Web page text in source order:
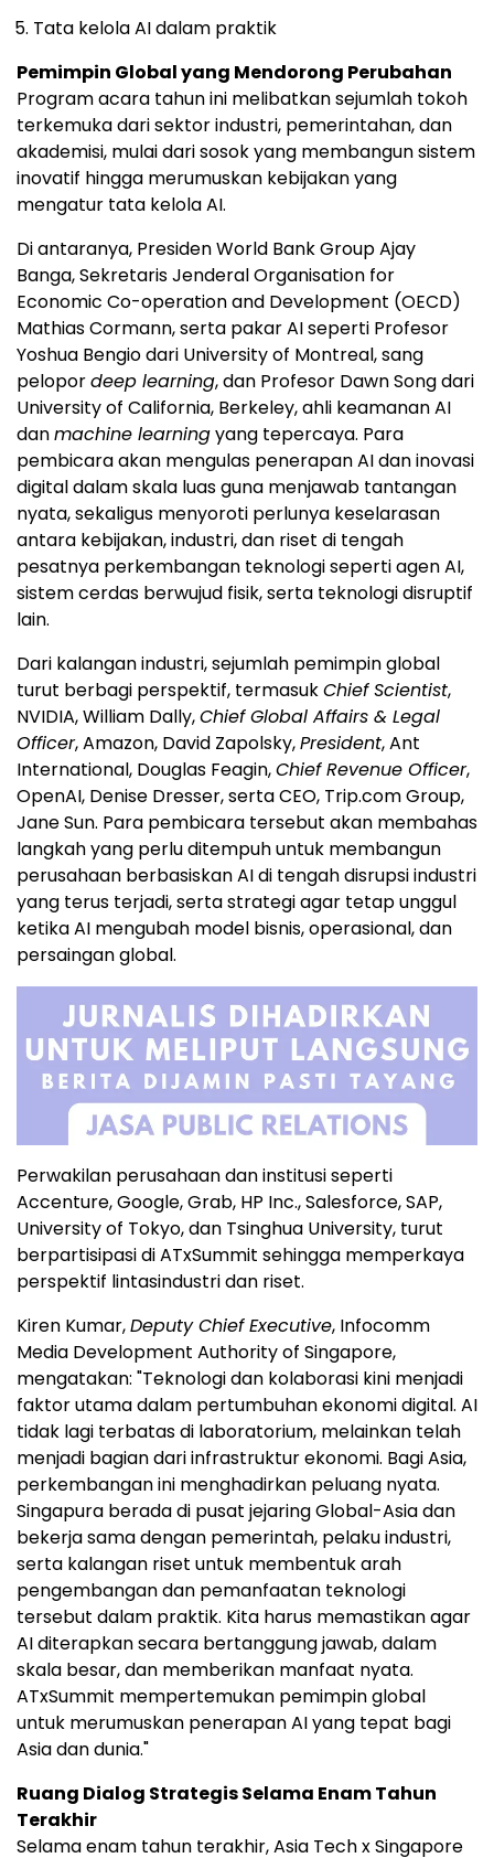
Tata kelola AI dalam praktik
Pemimpin Global yang Mendorong Perubahan
Program acara tahun ini melibatkan sejumlah tokoh
terkemuka dari sektor industri, pemerintahan, dan
akademisi, mulai dari sosok yang membangun sistem
inovatif hingga merumuskan kebijakan yang
mengatur tata kelola AI.
Di antaranya, Presiden World Bank Group Ajay
Banga, Sekretaris Jenderal Organisation for
Economic Co-operation and Development (OECD)
Mathias Cormann, serta pakar AI seperti Profesor
Yoshua Bengio dari University of Montreal, sang
pelopordeep learning, dan Profesor Dawn Song dari
University of California, Berkeley, ahli keamanan AI
danmachine learningyang tepercaya. Para
pembicara akan mengulas penerapan AI dan inovasi
digital dalam skala luas guna menjawab tantangan
nyata, sekaligus menyoroti perlunya keselarasan
antara kebijakan, industri, dan riset di tengah
pesatnya perkembangan teknologi seperti agen AI,
sistem cerdas berwujud fisik, serta teknologi disruptif
lain.
Dari kalangan industri, sejumlah pemimpin global
turut berbagi perspektif, termasukChief Scientist,
NVIDIA, William Dally,Chief Global Affairs & Legal
Officer, Amazon, David Zapolsky,President, Ant
International, Douglas Feagin,Chief Revenue Officer,
OpenAI, Denise Dresser, serta CEO, Trip.com Group,
Jane Sun. Para pembicara tersebut akan membahas
langkah yang perlu ditempuh untuk membangun
perusahaan berbasiskan AI di tengah disrupsi industri
yang terus terjadi, serta strategi agar tetap unggul
ketika AI mengubah model bisnis, operasional, dan
persaingan global.
Perwakilan perusahaan dan institusi seperti
Accenture, Google, Grab, HP Inc., Salesforce, SAP,
University of Tokyo, dan Tsinghua University, turut
berpartisipasi di ATxSummit sehingga memperkaya
perspektif lintasindustri dan riset.
Kiren Kumar,Deputy Chief Executive, Infocomm
Media Development Authority of Singapore,
mengatakan: "Teknologi dan kolaborasi kini menjadi
faktor utama dalam pertumbuhan ekonomi digital. AI
tidak lagi terbatas di laboratorium, melainkan telah
menjadi bagian dari infrastruktur ekonomi. Bagi Asia,
perkembangan ini menghadirkan peluang nyata.
Singapura berada di pusat jejaring Global-Asia dan
bekerja sama dengan pemerintah, pelaku industri,
serta kalangan riset untuk membentuk arah
pengembangan dan pemanfaatan teknologi
tersebut dalam praktik. Kita harus memastikan agar
AI diterapkan secara bertanggung jawab, dalam
skala besar, dan memberikan manfaat nyata.
ATxSummit mempertemukan pemimpin global
untuk merumuskan penerapan AI yang tepat bagi
Asia dan dunia."
Ruang Dialog Strategis Selama Enam Tahun
Terakhir
Selama enam tahun terakhir, Asia Tech x Singapore